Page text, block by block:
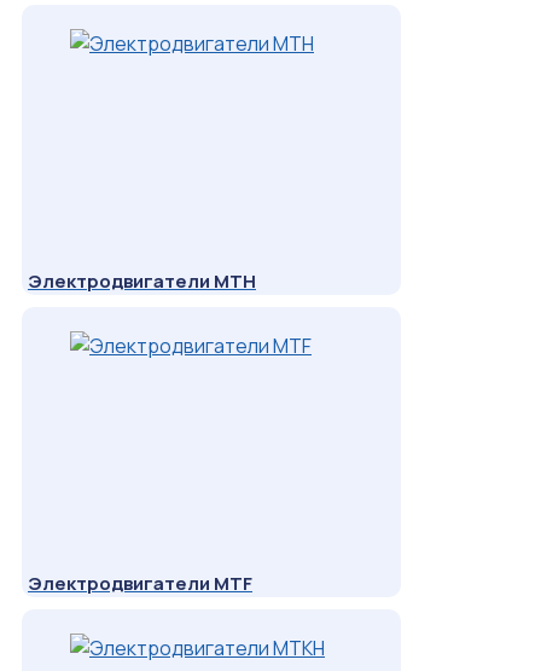
Электродвигатели МТН
Электродвигатели MTF